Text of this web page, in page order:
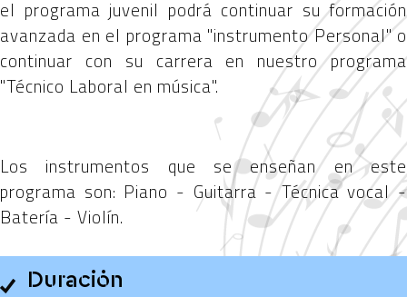
el programa juvenil podrá continuar su formación
avanzada en el programa "instrumento Personal" o
continuar con su carrera en nuestro programa
"Técnico Laboral en música".
Los instrumentos que se enseñan en este
programa son: Piano - Guitarra - Técnica vocal -
Batería - Violín.
Duración